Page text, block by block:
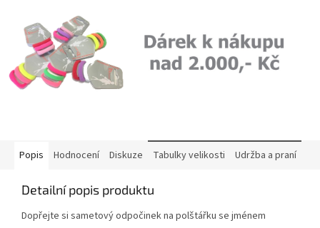
Popis Hodnocení Diskuze Tabulky velikosti Udržba a praní
Detailní popis produktu
Dopřejte si sametový odpočinek na polštářku se jménem